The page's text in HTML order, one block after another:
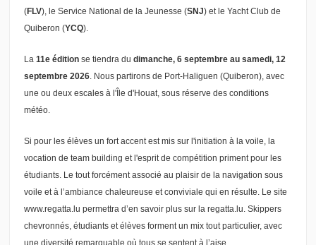
(FLV), le Service National de la Jeunesse (SNJ) et le Yacht Club de
Quiberon (YCQ).
La 11e éditionse tiendra du dimanche, 6 septembre au samedi, 12
septembre 2026. Nous partirons de Port-Haliguen (Quiberon), avec
une ou deux escales à l'Île d'Houat, sous réserve des conditions
météo.
Si pour les élèves un fort accent est mis sur l'initiation à la voile, la
vocation de team building et l'esprit de compétition priment pour les
étudiants. Le tout forcément associé au plaisir de la navigation sous
voile et à l’ambiance chaleureuse et conviviale qui en résulte. Le site
www.regatta.lu permettra d’en savoir plus sur la regatta.lu. Skippers
chevronnés, étudiants et élèves forment un mix tout particulier, avec
une diversité remarquable où tous se sentent à l’aise.